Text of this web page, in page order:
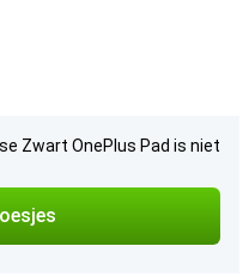
Zwart OnePlus Pad is niet